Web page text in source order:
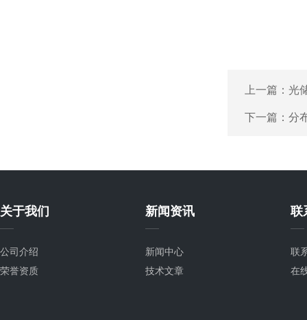
上一篇： 光
下一篇： 分
关于我们
公司介绍
荣誉资质
新闻资讯
新闻中心
技术文章
联
联
在